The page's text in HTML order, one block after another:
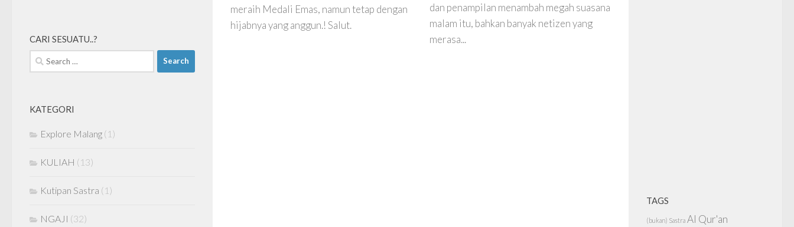
meraih Medali Emas, namun tetap dengan
hijabnya yang anggun.! Salut.
dan penampilan menambah megah suasana
malam itu, bahkan banyak netizen yang
merasa...
CARI SESUATU..?
Search
for:
KATEGORI
Explore Malang (1)
KULIAH (13)
Kutipan Sastra (1)
NGAJI (32)
TAGS
(bukan) Sastra Al Qur'an